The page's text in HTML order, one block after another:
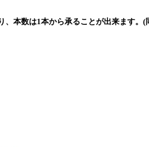
本数は1本から承ることが出来ます。